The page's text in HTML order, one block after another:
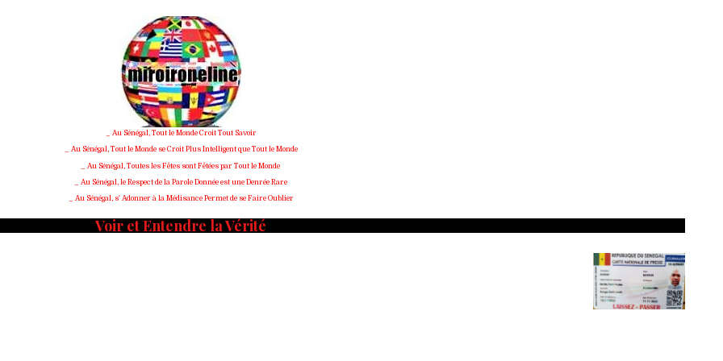
_ Au Sénégal, Tout le Monde Croit Tout Savoir
_ Au Sénégal, Tout le Monde se Croit Plus Intelligent que Tout le Monde
_ Au Sénégal, Toutes les Fêtes sont Fêtées par Tout le Monde
_ Au Sénégal, le Respect de la Parole Donnée est une Denrée Rare
_ Au Sénégal, s' Adonner à la Médisance Permet de se Faire Oublier
Voir et Entendre la Vérité